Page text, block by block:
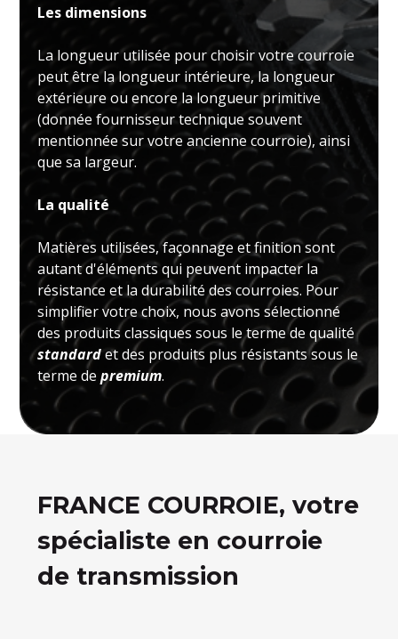
Les dimensions
La longueur utilisée pour choisir votre courroie
peut être la longueur intérieure, la longueur
extérieure ou encore la longueur primitive
(donnée fournisseur technique souvent
mentionnée sur votre ancienne courroie), ainsi
que sa largeur.
La qualité
Matières utilisées, façonnage et finition sont
autant d'éléments qui peuvent impacter la
résistance et la durabilité des courroies. Pour
simplifier votre choix, nous avons sélectionné
des produits classiques sous le terme de qualité
standardet des produits plus résistants sous le
terme depremium.
FRANCE COURROIE, votre
spécialiste en courroie
de transmission